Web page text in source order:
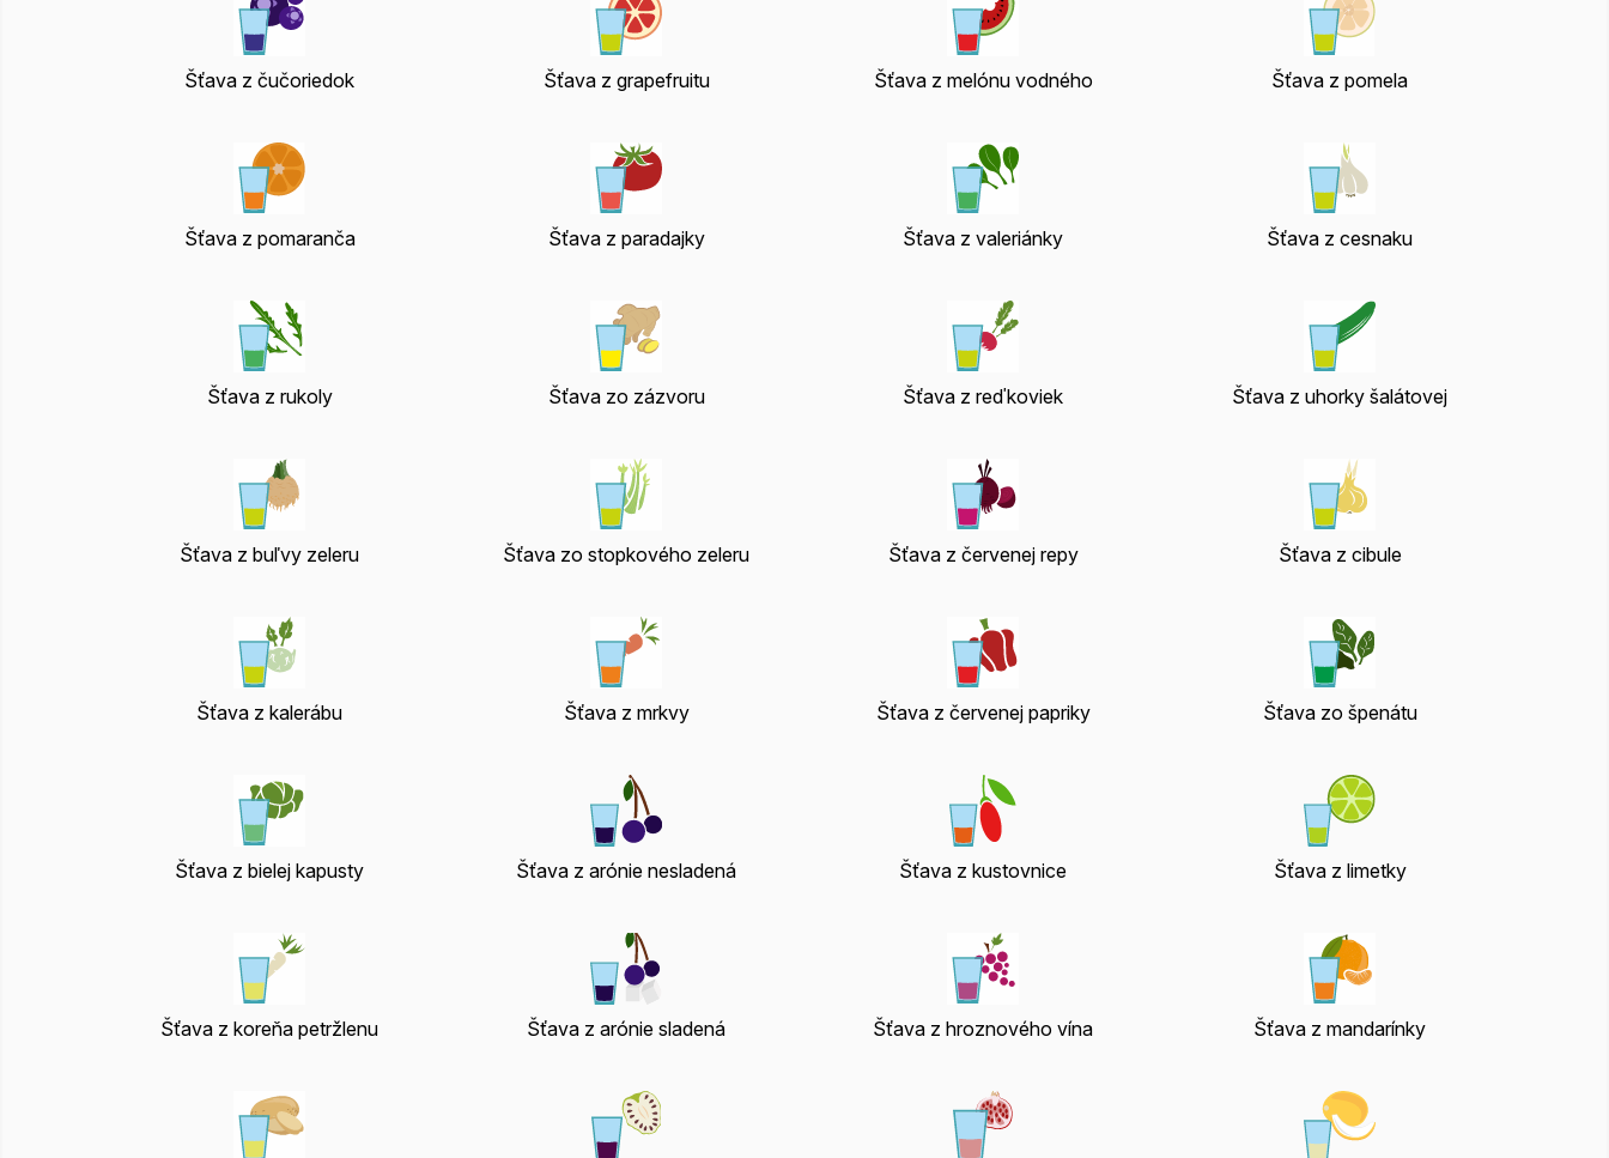
Šťava z čučoriedok Šťava z grapefruitu Šťava z melónu vodného Šťava z pomela
Šťava z pomaranča Šťava z paradajky Šťava z valeriánky Šťava z cesnaku
Šťava z rukoly Šťava zo zázvoru Šťava z reďkoviek Šťava z uhorky šalátovej
Šťava z buľvy zeleru Šťava zo stopkového zeleru Šťava z červenej repy Šťava z cibule
Šťava z kalerábu Šťava z mrkvy Šťava z červenej papriky Šťava zo špenátu
Šťava z bielej kapusty Šťava z arónie nesladená Šťava z kustovnice Šťava z limetky
Šťava z koreňa petržlenu Šťava z arónie sladená Šťava z hroznového vína Šťava z mandarínky